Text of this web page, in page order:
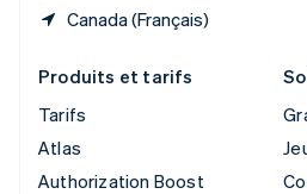
Canada (Français)
Produits et tarifs
Tarifs
Atlas
Authorization Boost